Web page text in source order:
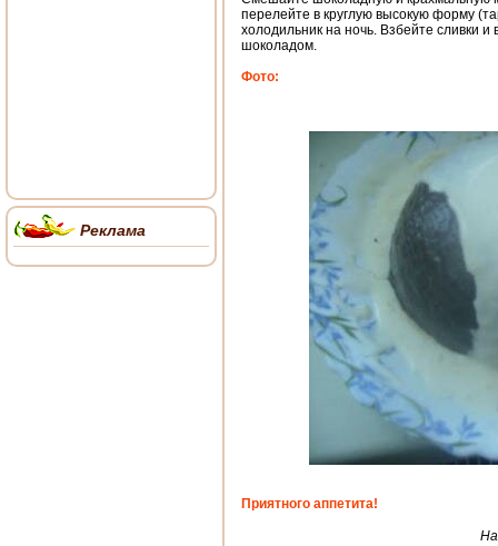
перелейте в круглую высокую форму
холодильник на ночь. Взбейте сливки
шоколадом.
Фото:
Приятного аппетита!
Реклама